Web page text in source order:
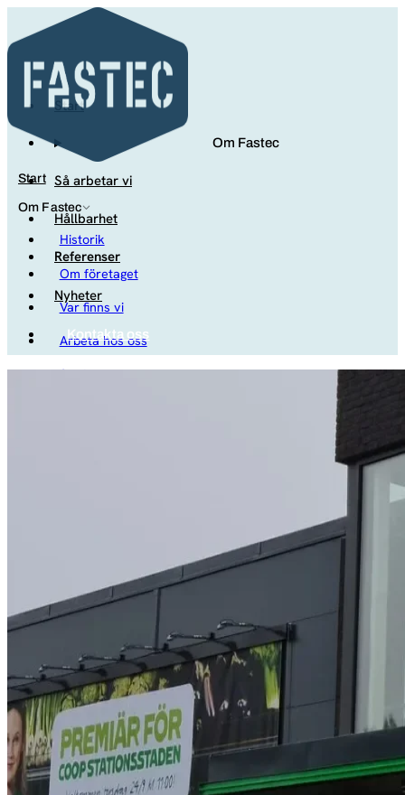
Start
Om Fastec
Historik
Om företaget
Var finns vi
Arbeta hos oss
Studenter
Start
Om Fastec
Så arbetar vi
Hållbarhet
Referenser
Nyheter
Kontakta oss